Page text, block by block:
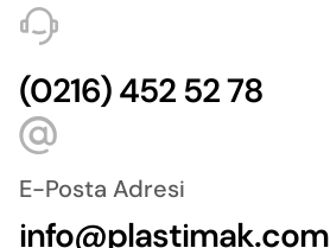
(0216) 452 52 78
E-Posta Adresi
info@plastimak.com